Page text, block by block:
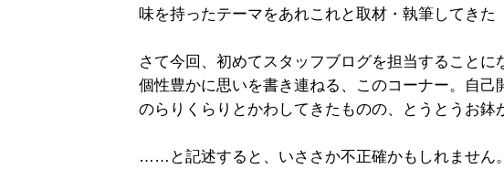
味を持ったテーマをあれこれと取材・執筆してきた
さて今回、初めてスタッフブログを担当すること
個性豊かに思いを書き連ねる、このコーナー。自己
のらりくらりとかわしてきたものの、とうとうお鉢
……と記述すると、いささか不正確かもしれません。